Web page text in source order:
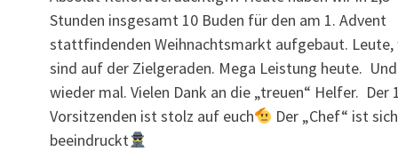
Stunden insgesamt 10 Buden für den am 1. Advent
stattfindenden Weihnachtsmarkt aufgebaut. Leute,
sind auf der Zielgeraden. Mega Leistung heute. Und
wieder mal. Vielen Dank an die „treuen“ Helfer. Der
Vorsitzenden ist stolz auf euch
Der „Chef“ ist
beeindruckt